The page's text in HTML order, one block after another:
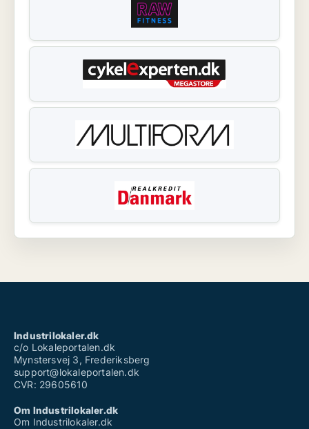
Industrilokaler.dk
c/o Lokaleportalen.dk
Mynstersvej 3, Frederiksberg
support@lokaleportalen.dk
CVR: 29605610
Om Industrilokaler.dk
Om Industrilokaler.dk